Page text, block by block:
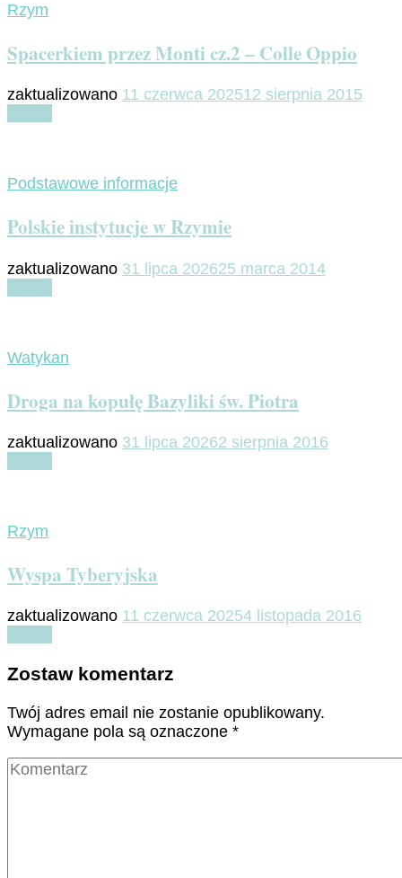
Rzym
Spacerkiem przez Monti cz.2 – Colle Oppio
zaktualizowano 11 czerwca 202512 sierpnia 2015
Podstawowe informacje
Polskie instytucje w Rzymie
zaktualizowano 31 lipca 202625 marca 2014
Watykan
Droga na kopułę Bazyliki św. Piotra
zaktualizowano 31 lipca 20262 sierpnia 2016
Rzym
Wyspa Tyberyjska
zaktualizowano 11 czerwca 20254 listopada 2016
Zostaw komentarz
Twój adres email nie zostanie opublikowany.
Wymagane pola są oznaczone *